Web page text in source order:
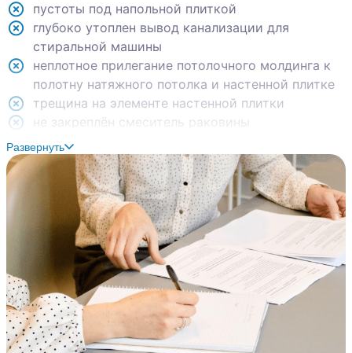
пустоты под напольной плиткой
глубоко утоплен вывод канализации для
стиральной машины
неплотное прилегание потолочного молдинга к
полотну натяжного потолка и настенной плитке
трещина на элементе настенной плитки
не закреплён смеситель раковины
сколы на ламинации дверного короба
межкомнатной двери
читаемые стыки между обойными полотнами
скол на ПВХ профиле оконного блока с внешней
стороны
коротко подрезан ламинат
нащельник не заправлен в паз
царапины на лкп дверного короба входной
двери
читаемые стыки между обойными полотнами
не закреплены наличники межкомнатной двери
Развернуть